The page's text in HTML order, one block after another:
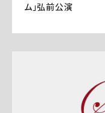
ム」弘前公演